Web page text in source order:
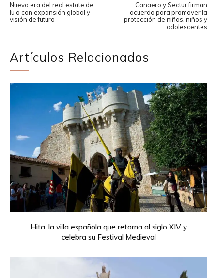
Nueva era del real estate de
lujo con expansión global y
visión de futuro
Canaero y Sectur firman
acuerdo para promover la
protección de niñas, niños y
adolescentes
Artículos Relacionados
Hita, la villa española que retorna al siglo XIV y
celebra su Festival Medieval